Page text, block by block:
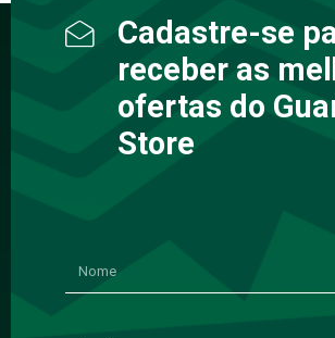
Cadastre-se
receber as
ofertas do
Store